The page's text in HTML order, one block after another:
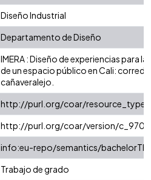
Diseño Industrial
Departamento de Diseño
IMERA : Diseño de experiencias para
de un espacio público en Cali:
cañaveralejo.
http://purl.org/coar/resource_type/
http://purl.org/coar/version/
info:eu-repo/semantics/
Trabajo de grado